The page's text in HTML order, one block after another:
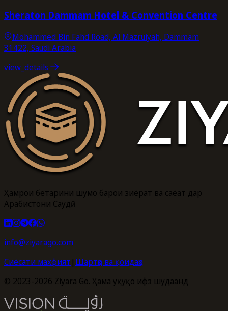
Sheraton Dammam Hotel & Convention Centre
Mohammed Bin Fahd Road, Al Mazruiyah, Dammam
31422, Saudi Arabia
view_details
Ҳамроҳи беҳтарини шумо барои зиёрат ва саёҳат дар
Арабистони Саудӣ
info@ziyarago.com
Сиёсати махфият | Шартҳо ва қоидаҳо
© 2023-2026 Ziyara Go. Ҳама ҳуқуқҳо ҳифз шудаанд